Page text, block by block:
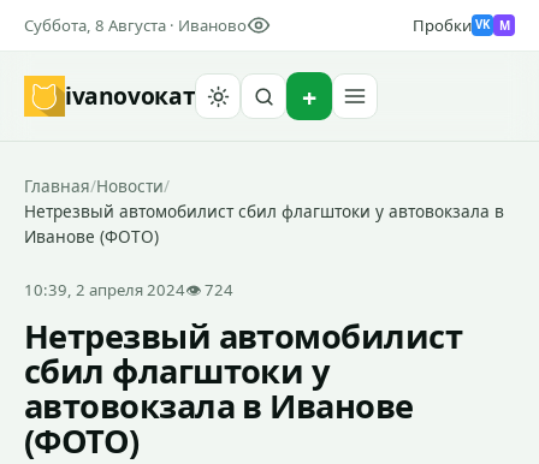
Суббота, 8 Августа · Иваново Пробки VK M
ivanovoкат
Главная/Новости/
Нетрезвый автомобилист сбил флагштоки у автовокзала в
Иванове (ФОТО)
10:39, 2 апреля 2024👁 724
Нетрезвый автомобилист
сбил флагштоки у
автовокзала в Иванове
(ФОТО)